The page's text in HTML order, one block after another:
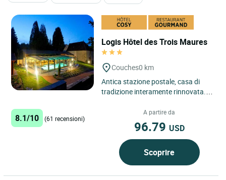
Logis Hôtel des Trois Maures
Couches0 km
Antica stazione postale, casa di
tradizione interamente rinnovata.
prodotti del mercato, bella...
8.1/10 (61 recensioni)
A partire da
96.79 USD
Scoprire